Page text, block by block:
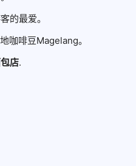
的最爱。
咖啡豆Magelang。
店.